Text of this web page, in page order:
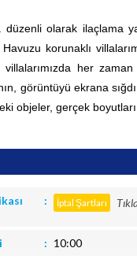
olarak ilaçlama
korunaklı
her
görüntüyü ekrana
objeler, gerçek
İptal Şartları
10:00